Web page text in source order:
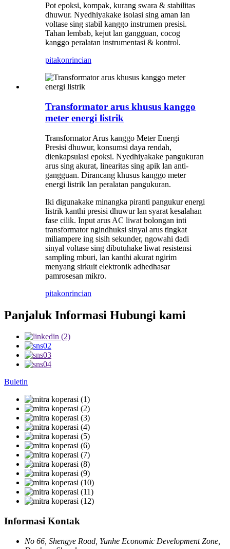
Pot epoksi, kompak, kurang swara & stabilitas
dhuwur. Nyedhiyakake isolasi sing aman lan
voltase sing stabil kanggo instrumen presisi.
Tahan lembab, kejut lan gangguan, cocog
kanggo peralatan instrumentasi & kontrol.
pitakonrincian
Transformator arus khusus kanggo
meter energi listrik
Transformator Arus kanggo Meter Energi
Presisi dhuwur, konsumsi daya rendah,
dienkapsulasi epoksi. Nyedhiyakake pangukuran
arus sing akurat, linearitas sing apik lan anti-
gangguan. Dirancang khusus kanggo meter
energi listrik lan peralatan pangukuran.
Iki digunakake minangka piranti pangukur energi
listrik kanthi presisi dhuwur lan syarat kesalahan
fase cilik. Input arus AC liwat bolongan inti
transformator ngindhuksi sinyal arus tingkat
miliampere ing sisih sekunder, ngowahi dadi
sinyal voltase sing dibutuhake liwat resistensi
sampling mburi, lan kanthi akurat ngirim
menyang sirkuit elektronik adhedhasar
pamrosesan mikro.
pitakonrincian
Panjaluk Informasi Hubungi kami
Buletin
Informasi Kontak
No 66, Shengye Road, Yunhe Economic Development Zone,